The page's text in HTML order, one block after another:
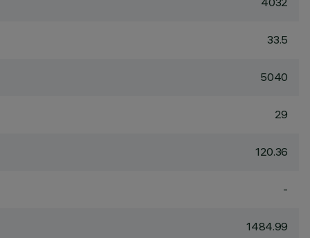
33.5
5040
29
120.36
-
1484.99